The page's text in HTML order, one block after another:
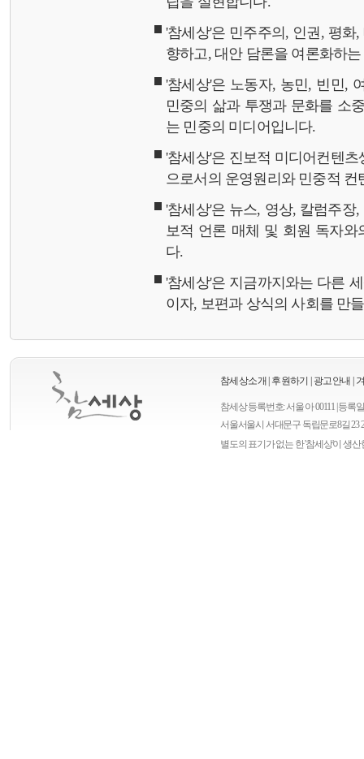
'참세상'은 민주주의, 인권, 평
향하고, 대안 담론을 여론화하
'참세상'은 노동자, 농민, 빈민,
민중의 삶과 투쟁과 문화를 소
는 민중의 미디어입니다.
'참세상'은 진보적 미디어컨텐
으로서의 운영원리와 민중적
'참세상'은 뉴스, 영상, 칼럼주
보적 언론 매체 및 회원 독자와
다.
'참세상'은 지금까지와는 다른
이자, 보편과 상식의 사회를 만
참세상소개 후원하기 광고안내
참세상 등록번호: 서울 아 00111 | 등록
서울서울시 서대문구 독립문로8길 23
별도의 표기가 없는 한 '참세상'이 생